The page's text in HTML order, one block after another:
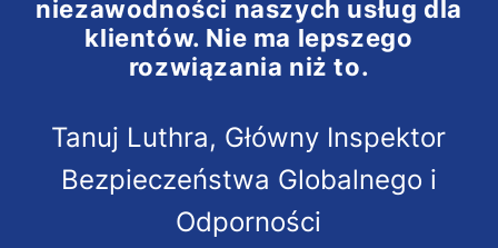
niezawodności naszych usług dla
klientów. Nie ma lepszego
rozwiązania niż to.
Tanuj Luthra, Główny Inspektor
Bezpieczeństwa Globalnego i
Odporności